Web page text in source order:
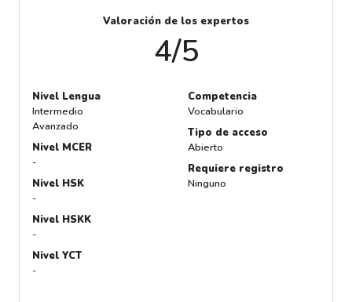
Valoración de los expertos
4/5
Nivel Lengua
Intermedio
Avanzado
Nivel MCER
-
Nivel HSK
-
Nivel HSKK
-
Nivel YCT
-
Competencia
Vocabulario
Tipo de acceso
Abierto
Requiere registro
Ninguno